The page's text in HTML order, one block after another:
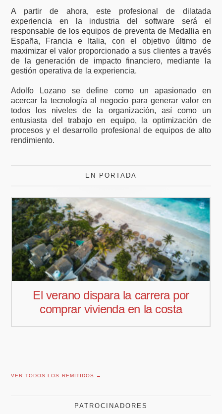
A partir de ahora, este profesional de dilatada
experiencia en la industria del software será el
responsable de los equipos de preventa de Medallia en
España, Francia e Italia, con el objetivo último de
maximizar el valor proporcionado a sus clientes a través
de la generación de impacto financiero, mediante la
gestión operativa de la experiencia.
Adolfo Lozano se define como un apasionado en
acercar la tecnología al negocio para generar valor en
todos los niveles de la organización, así como un
entusiasta del trabajo en equipo, la optimización de
procesos y el desarrollo profesional de equipos de alto
rendimiento.
EN PORTADA
El verano dispara la carrera por
comprar vivienda en la costa
VER TODOS LOS REMITIDOS →
PATROCINADORES